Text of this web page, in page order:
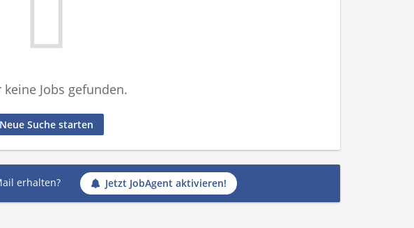
keine Jobs gefunden.
Neue Suche starten
erhalten? Jetzt JobAgent aktivieren!